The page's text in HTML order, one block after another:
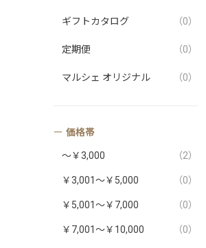
ギフトカタログ （0）
定期便 （0）
マルシェ オリジナル （0）
価格帯
～￥3,000 （2）
￥3,001～￥5,000 （0）
￥5,001～￥7,000 （0）
￥7,001～￥10,000 （0）